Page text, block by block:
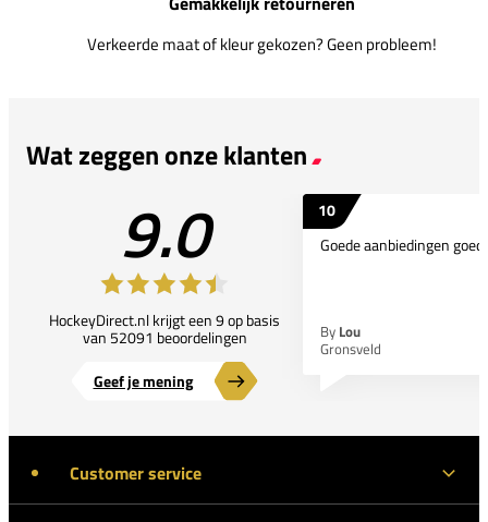
Verkeerde maat of kleur gekozen? Geen probleem!
Wat zeggen onze klanten
9.0
HockeyDirect.nl krijgt een 9 op basis
van 52091 beoordelingen
Geef je mening
10
Goede aanbiedingen
By Lou
Gronsveld
Customer service